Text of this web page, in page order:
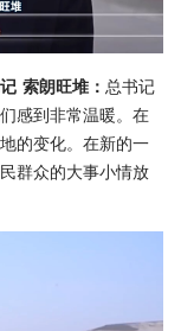
索朗旺堆： 总书记
感到非常温暖。在
的变化。在新的一
群众的大事小情放